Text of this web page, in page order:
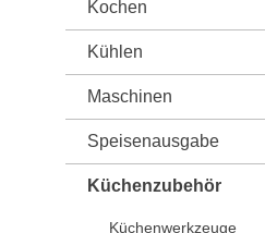
Kochen
Kühlen
Maschinen
Speisenausgabe
Küchenzubehör
Küchenwerkzeuge